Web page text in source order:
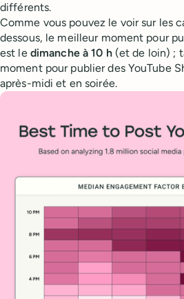
différents.
Comme vous pouvez le voir sur les
dessous, le meilleur moment pour
est le dimanche à 10 h(et de loin) ;
moment pour publier des YouTube
après-midi et en soirée.